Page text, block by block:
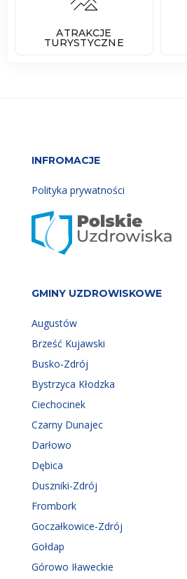
ATRAKCJE
TURYSTYCZNE
INFROMACJE
Polityka prywatności
GMINY UZDROWISKOWE
Augustów
Brześć Kujawski
Busko-Zdrój
Bystrzyca Kłodzka
Ciechocinek
Czarny Dunajec
Darłowo
Dębica
Duszniki-Zdrój
Frombork
Goczałkowice-Zdrój
Gołdap
Górowo Iławeckie